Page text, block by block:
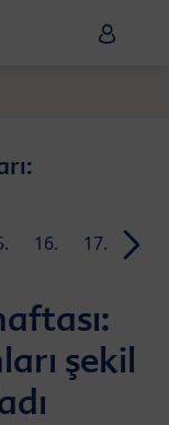
HiPP
16.
17.
18.
şekil